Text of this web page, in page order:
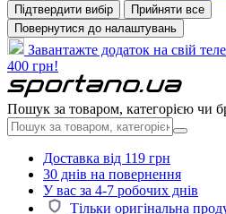
Підтвердити вибір
Прийняти все
Повернутися до налаштувань
Завантажте додаток на свій
400 грн!
Пошук за товаром, категорією чи
Доставка від 119 грн
30 днів на повернення
У вас за 4-7 робочих днів
Тільки оригінальна